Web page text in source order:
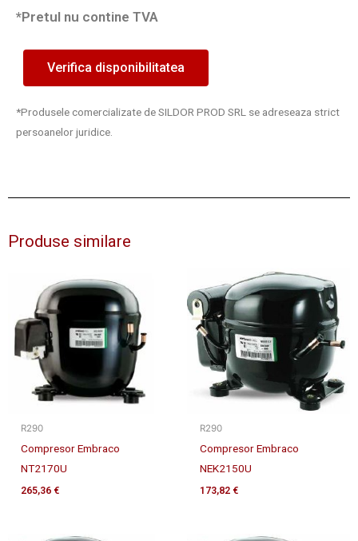
*Pretul nu contine TVA
Verifica disponibilitatea
*Produsele comercializate de SILDOR PROD SRL se adreseaza strict
persoanelor juridice.
Produse similare
R290
Compresor Embraco
NT2170U
265,36 €
R290
Compresor Embraco
NEK2150U
173,82 €